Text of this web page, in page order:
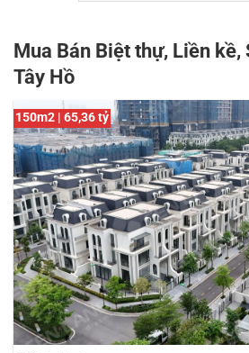
Mua Bán Biệt thự, Liền kề,
Tây Hồ
150m2 | 65,36 tỷ